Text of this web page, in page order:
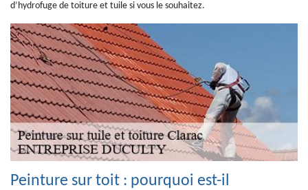
d’hydrofuge de toiture et tuile si vous le souhaitez.
Peinture sur toit : pourquoi est-il